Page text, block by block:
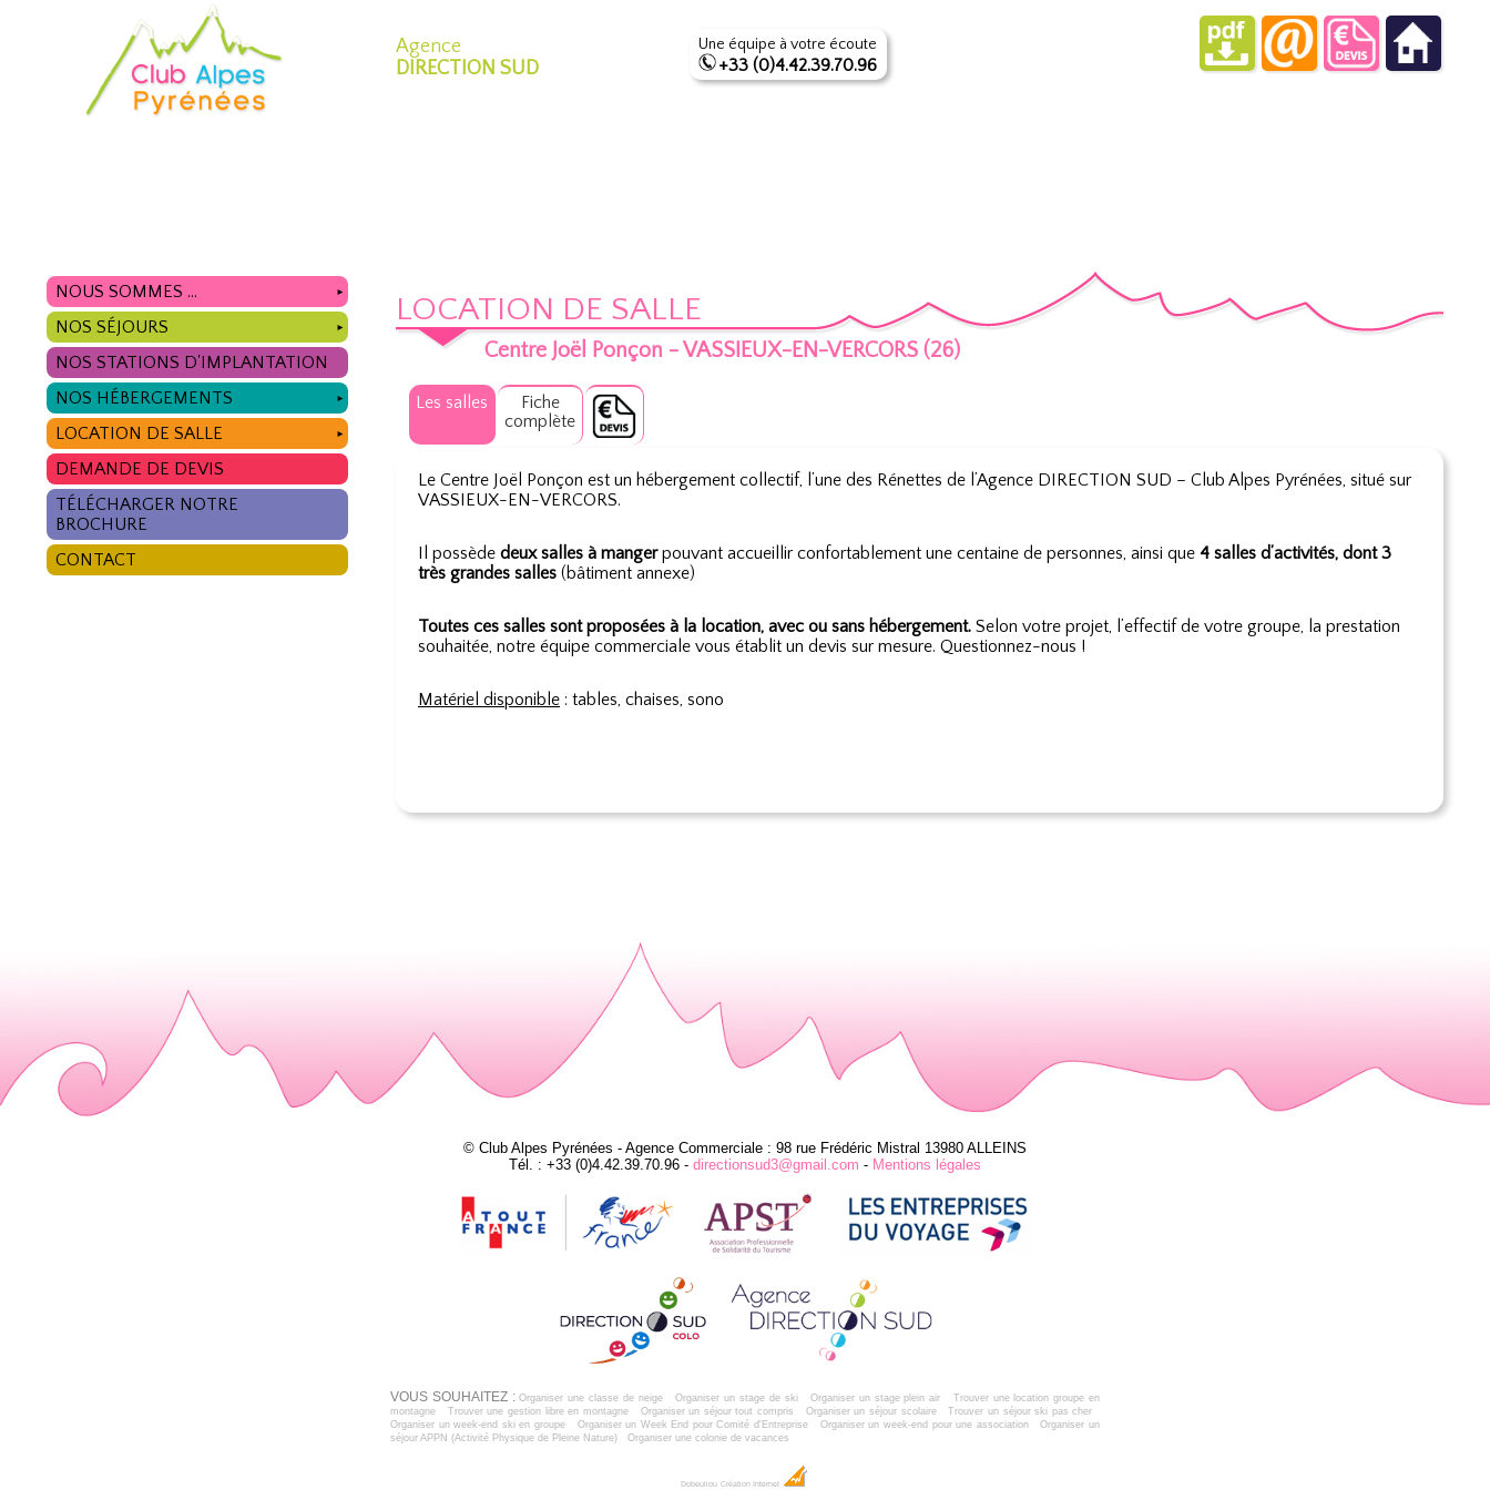
Agence
DIRECTION SUD
Une équipe à votre écoute
+33 (0)4.42.39.70.96
NOUS SOMMES ... ►
NOS SÉJOURS ►
NOS STATIONS D'IMPLANTATION
NOS HÉBERGEMENTS
►
LOCATION DE SALLE ►
DEMANDE DE DEVIS
TÉLÉCHARGER NOTRE
BROCHURE
CONTACT
LOCATION DE SALLE
Centre Joël Ponçon - VASSIEUX-EN-VERCORS (26)
Les salles
Fiche
complète
Le Centre Joël Ponçon est un hébergement collectif, l’une des Rénettes de l’Agence DIRECTION SUD – Club Alpes Pyrénées, situé sur
VASSIEUX-EN-VERCORS.
Il possède deux salles à mangerpouvant accueillir confortablement une centaine de personnes, ainsi que 4 salles d’activités, dont 3
très grandes salles (bâtiment annexe)
Toutes ces salles sont proposées à la location, avec ou sans hébergement. Selon votre projet, l’effectif de votre groupe, la prestation
souhaitée, notre équipe commerciale vous établit un devis sur mesure. Questionnez-nous !
Matériel disponible : tables, chaises, sono
© Club Alpes Pyrénées - Agence Commerciale : 98 rue Frédéric Mistral 13980 ALLEINS
Tél. : +33 (0)4.42.39.70.96 - directionsud3@gmail.com - Mentions légales
VOUS SOUHAITEZ :Organiser une classe de neige Organiser un stage de ski Organiser un stage plein air
Trouver une location groupe en
montagne
Trouver une gestion libre en montagne Organiser un séjour tout compris Organiser un séjour scolaire
Trouver un séjour ski pas cher
Organiser un week-end ski en groupe
Organiser un Week End pour Comité d'Entreprise Organiser un week-end pour une association
Organiser un
séjour APPN (Activité Physique de Pleine Nature)
Organiser une colonie de vacances
Dobeuliou Création Internet